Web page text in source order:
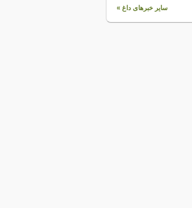
سایر خبرهای داغ »